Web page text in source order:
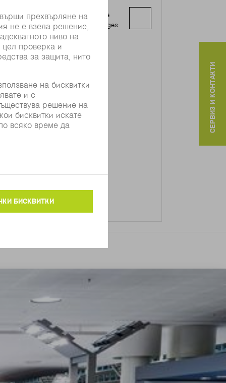
206 Résidence Byzance
A - Rue Lac Windermer, Les Berges
Lac
Tunis
СЕРВИЗ И КОНТАКТИ